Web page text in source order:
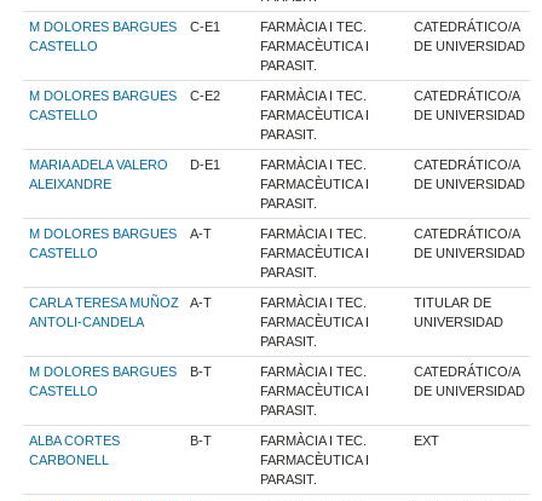
M DOLORES BARGUES
CASTELLO
C-E1
FARMÀCIA I TEC.
FARMACÈUTICA I
PARASIT.
CATEDRÁTICO/A
DE UNIVERSIDAD
M DOLORES BARGUES
CASTELLO
C-E2
FARMÀCIA I TEC.
FARMACÈUTICA I
PARASIT.
CATEDRÁTICO/A
DE UNIVERSIDAD
MARIA ADELA VALERO
ALEIXANDRE
D-E1
FARMÀCIA I TEC.
FARMACÈUTICA I
PARASIT.
CATEDRÁTICO/A
DE UNIVERSIDAD
M DOLORES BARGUES
CASTELLO
A-T
FARMÀCIA I TEC.
FARMACÈUTICA I
PARASIT.
CATEDRÁTICO/A
DE UNIVERSIDAD
CARLA TERESA MUÑOZ
ANTOLI-CANDELA
A-T
FARMÀCIA I TEC.
FARMACÈUTICA I
PARASIT.
TITULAR DE
UNIVERSIDAD
M DOLORES BARGUES
CASTELLO
B-T
FARMÀCIA I TEC.
FARMACÈUTICA I
PARASIT.
CATEDRÁTICO/A
DE UNIVERSIDAD
ALBA CORTES
CARBONELL
B-T
FARMÀCIA I TEC.
FARMACÈUTICA I
PARASIT.
EXT